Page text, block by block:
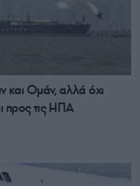
και Ομάν, αλλά όχι
προς τις ΗΠΑ